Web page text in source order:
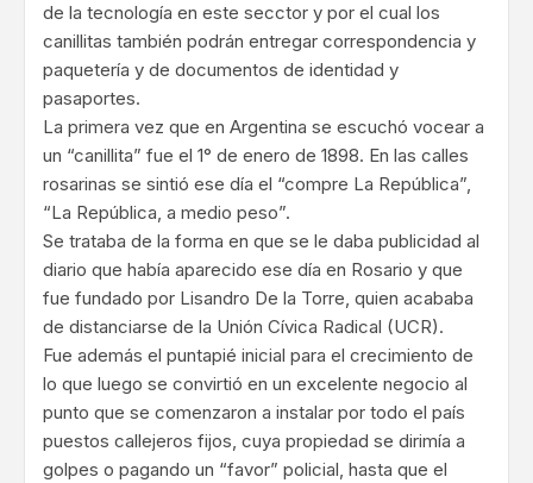
de la tecnología en este secctor y por el cual los
canillitas también podrán entregar correspondencia y
paquetería y de documentos de identidad y
pasaportes.
La primera vez que en Argentina se escuchó vocear a
un “canillita” fue el 1° de enero de 1898. En las calles
rosarinas se sintió ese día el “compre La República”,
“La República, a medio peso”.
Se trataba de la forma en que se le daba publicidad al
diario que había aparecido ese día en Rosario y que
fue fundado por Lisandro De la Torre, quien acababa
de distanciarse de la Unión Cívica Radical (UCR).
Fue además el puntapié inicial para el crecimiento de
lo que luego se convirtió en un excelente negocio al
punto que se comenzaron a instalar por todo el país
puestos callejeros fijos, cuya propiedad se dirimía a
golpes o pagando un “favor” policial, hasta que el